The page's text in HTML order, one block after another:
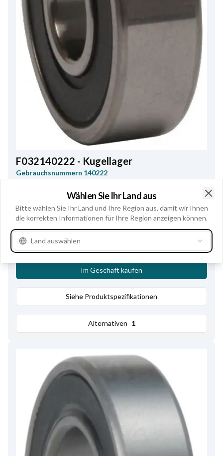
F032140222 - Kugellager
Gebrauchsnummern 140222
ISUZU211415502
Innendurchmesser8.00,Außendurchmesser22.00,
LagertypKugellager
Im Geschäft kaufen
Siehe Produktspezifikationen
Alternativen 1
Wählen Sie Ihr Land aus
Bitte wählen Sie Ihr Land und Ihre Region aus, damit wir Ihnen
die korrekten Informationen für Ihre Region anzeigen können.
Land auswählen